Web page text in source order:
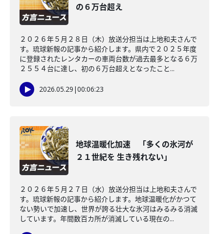
の６万台超え
２０２６年５月２８日（木）放送分担当は上地和夫さんで
す。琉球新報の記事から紹介します。県内で２０２５年度
に登録されたレンタカーの車両台数が過去最多となる６万
２５５４台に達し、初の６万台超えとなったこと...
2026.05.29 |00:06:23
地球温暖化加速 「多くの氷河が
２１世紀を 生き残れない」
２０２６年５月２７日（水）放送分担当は上地和夫さんで
す。琉球新報の記事から紹介します。地球温暖化がかつて
ない勢いで加速し、世界が誇る壮大な氷河はみるみる消滅
しています。年間数百カ所が消滅している現在の...